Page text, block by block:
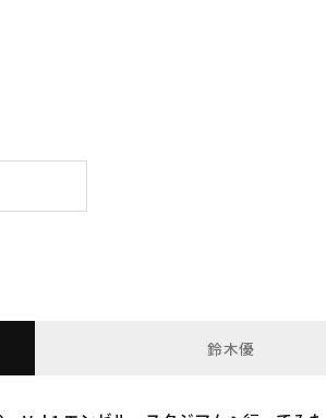
へ
鈴木優